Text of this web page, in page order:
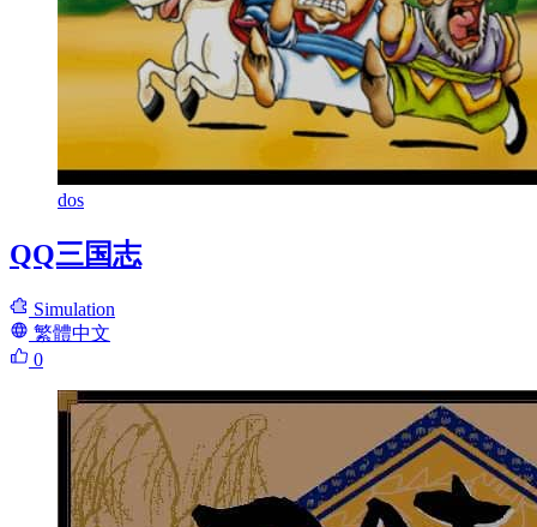
dos
QQ三国志
Simulation
繁體中文
0